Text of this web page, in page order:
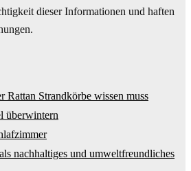
dieser Informationen und haften
Rattan Strandkörbe wissen muss
überwintern
nachhaltiges und umweltfreundliches